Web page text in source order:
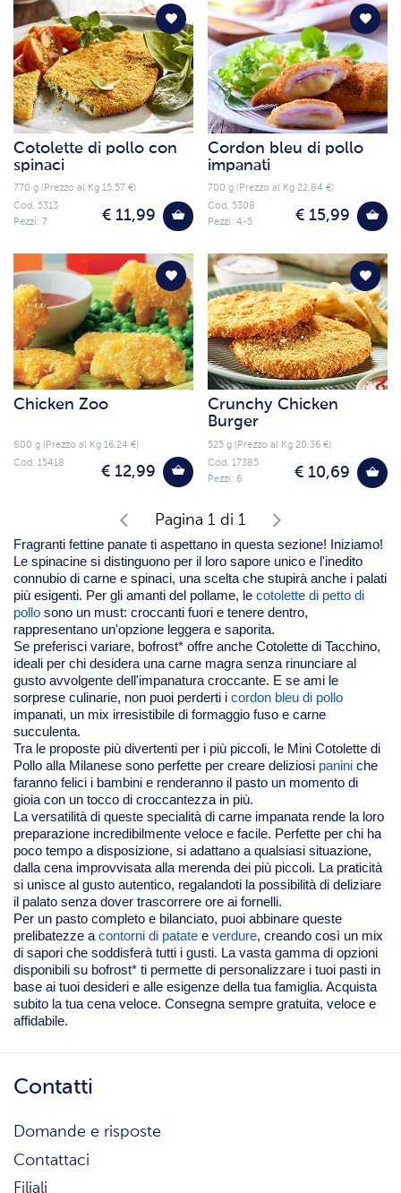
Cotolette di pollo con
spinaci
770 g (Prezzo al Kg 15.57 €)
€ 11,99
Cod. 5313
Pezzi: 7
Cordon bleu di pollo
impanati
700 g (Prezzo al Kg 22.84 €)
€ 15,99
Cod. 5308
Pezzi: 4-5
Chicken Zoo
800 g (Prezzo al Kg 16.24 €)
€ 12,99
Cod. 15418
Crunchy Chicken
Burger
525 g (Prezzo al Kg 20.36 €)
€ 10,69
Cod. 17385
Pezzi: 6
Pagina 1 di 1
Fragranti fettine panate ti aspettano in questa sezione! Iniziamo!
Le spinacine si distinguono per il loro sapore unico e l'inedito
connubio di carne e spinaci, una scelta che stupirà anche i palati
più esigenti. Per gli amanti del pollame, le cotolette di petto di
pollo sono un must: croccanti fuori e tenere dentro,
rappresentano un'opzione leggera e saporita.
Se preferisci variare, bofrost* offre anche Cotolette di Tacchino,
ideali per chi desidera una carne magra senza rinunciare al
gusto avvolgente dell'impanatura croccante. E se ami le
sorprese culinarie, non puoi perderti i cordon bleu di pollo
impanati, un mix irresistibile di formaggio fuso e carne
succulenta.
Tra le proposte più divertenti per i più piccoli, le Mini Cotolette di
Pollo alla Milanese sono perfette per creare deliziosi panini che
faranno felici i bambini e renderanno il pasto un momento di
gioia con un tocco di croccantezza in più.
La versatilità di queste specialità di carne impanata rende la loro
preparazione incredibilmente veloce e facile. Perfette per chi ha
poco tempo a disposizione, si adattano a qualsiasi situazione,
dalla cena improvvisata alla merenda dei più piccoli. La praticità
si unisce al gusto autentico, regalandoti la possibilità di deliziare
il palato senza dover trascorrere ore ai fornelli.
Per un pasto completo e bilanciato, puoi abbinare queste
prelibatezze a contorni di patate e verdure, creando così un mix
di sapori che soddisferà tutti i gusti. La vasta gamma di opzioni
disponibili su bofrost* ti permette di personalizzare i tuoi pasti in
base ai tuoi desideri e alle esigenze della tua famiglia. Acquista
subito la tua cena veloce. Consegna sempre gratuita, veloce e
affidabile.
Contatti
Domande e risposte
Contattaci
Filiali